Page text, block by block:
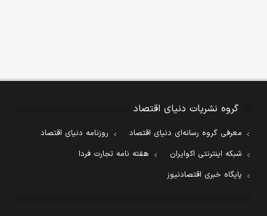
گروه نشریات دنیای اقتصاد
معرفی گروه رسانه‌ای دنیای اقتصاد
روزنامه دنیای اقتصاد
شبکه اینترنتی اکوایران
هفته نامه تجارت فردا
پایگاه خبری اقتصادنیوز